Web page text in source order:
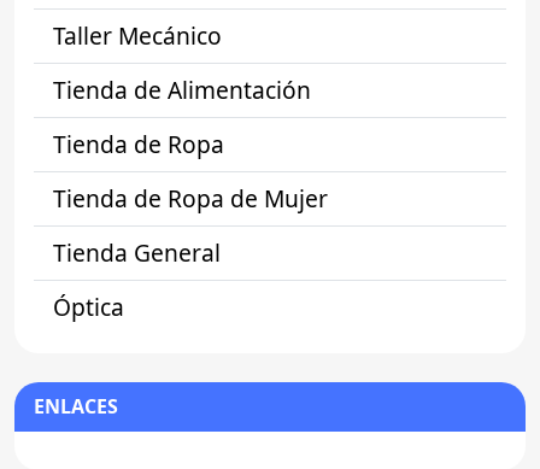
Taller Mecánico
Tienda de Alimentación
Tienda de Ropa
Tienda de Ropa de Mujer
Tienda General
Óptica
ENLACES